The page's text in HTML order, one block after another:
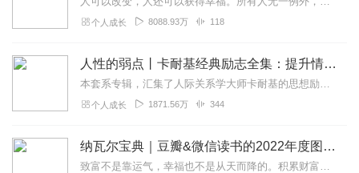
个人成长 8088.93万 118
人性的弱点丨卡耐基经典励志全集：提升情商和沟通技巧
本套系专辑，汇集了人际关系学大师卡耐基的思想励志精华，收录《人性的弱点》《人性的优点》《语言的突破》《美好的人生》《快乐的人生》等所有经典！是卡耐基的经典合辑，...
个人成长 1871.56万 344
纳瓦尔宝典｜豆瓣&微信读书的2022年度图书|从白手起家到财务自由
致富不是靠运气，幸福也不是从天而降的。积累财富和幸福生活是我们可以学习的技能。这本书收集整理了硅谷投资人纳瓦尔在过去十年里通过推特、播客和采访等方式分享的人生智...